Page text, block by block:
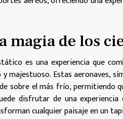
magia de los
es una experiencia que
majestuoso. Estas aeronaves,
sobre el más frío, permitiendo
disfrutar de una
cualquier paisaje en un